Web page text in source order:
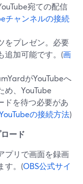
宛ての配信
チャンネルの接続
をプレゼン。必要
追加可能です。(画
がYouTubeへ
め、YouTube
ドを待つ必要があ
の接続方法)
ード
プリで画面を録画
す。(OBS公式サイ